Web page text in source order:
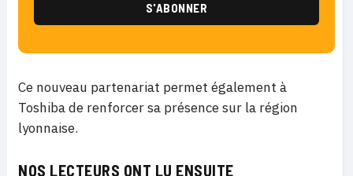
Ce nouveau partenariat permet également à
Toshiba de renforcer sa présence sur la région
lyonnaise.
NOS LECTEURS ONT LU ENSUITE